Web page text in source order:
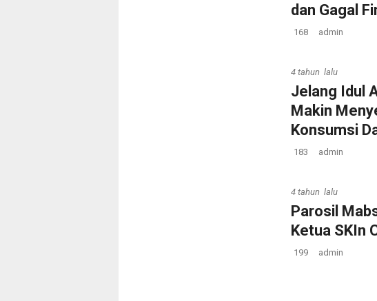
dan Gagal
168 admin
4 tahun lalu
Jelang Idul
Makin
Konsumsi
183 admin
4 tahun lalu
Parosil
Ketua SKIn
199 admin